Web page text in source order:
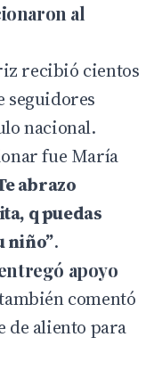
al
recibió cientos
seguidores
nacional.
fue María
abrazo
q puedas
niño”.
apoyo
comentó
de aliento para